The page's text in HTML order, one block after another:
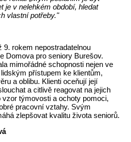
je v nelehkém období, hledat
vlastní potřeby."
9. rokem nepostradatelnou
Domova pro seniory Burešov.
mimořádné schopnosti nejen ve
přístupem ke klientům,
a oblibu. Klienti oceňují její
a citlivě reagovat na jejich
týmovosti a ochoty pomoci,
pracovní vztahy. Svým
zlepšovat kvalitu života seniorů.